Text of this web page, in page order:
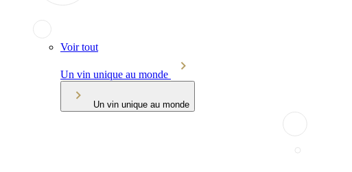
Voir tout
Un vin unique au monde
Un vin unique au monde